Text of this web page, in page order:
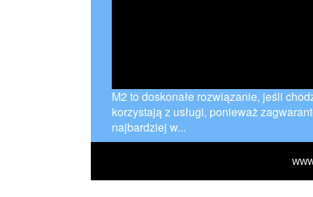
M2 to doskonałe rozwiązanie, jeśli
korzystają z usługi, ponieważ
najbardziej w...